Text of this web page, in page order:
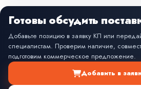
Готовы обсудить
Добавьте позицию в заявку КП или
специалистам. Проверим наличие,
подготовим коммерческое предложение.
Добавить в